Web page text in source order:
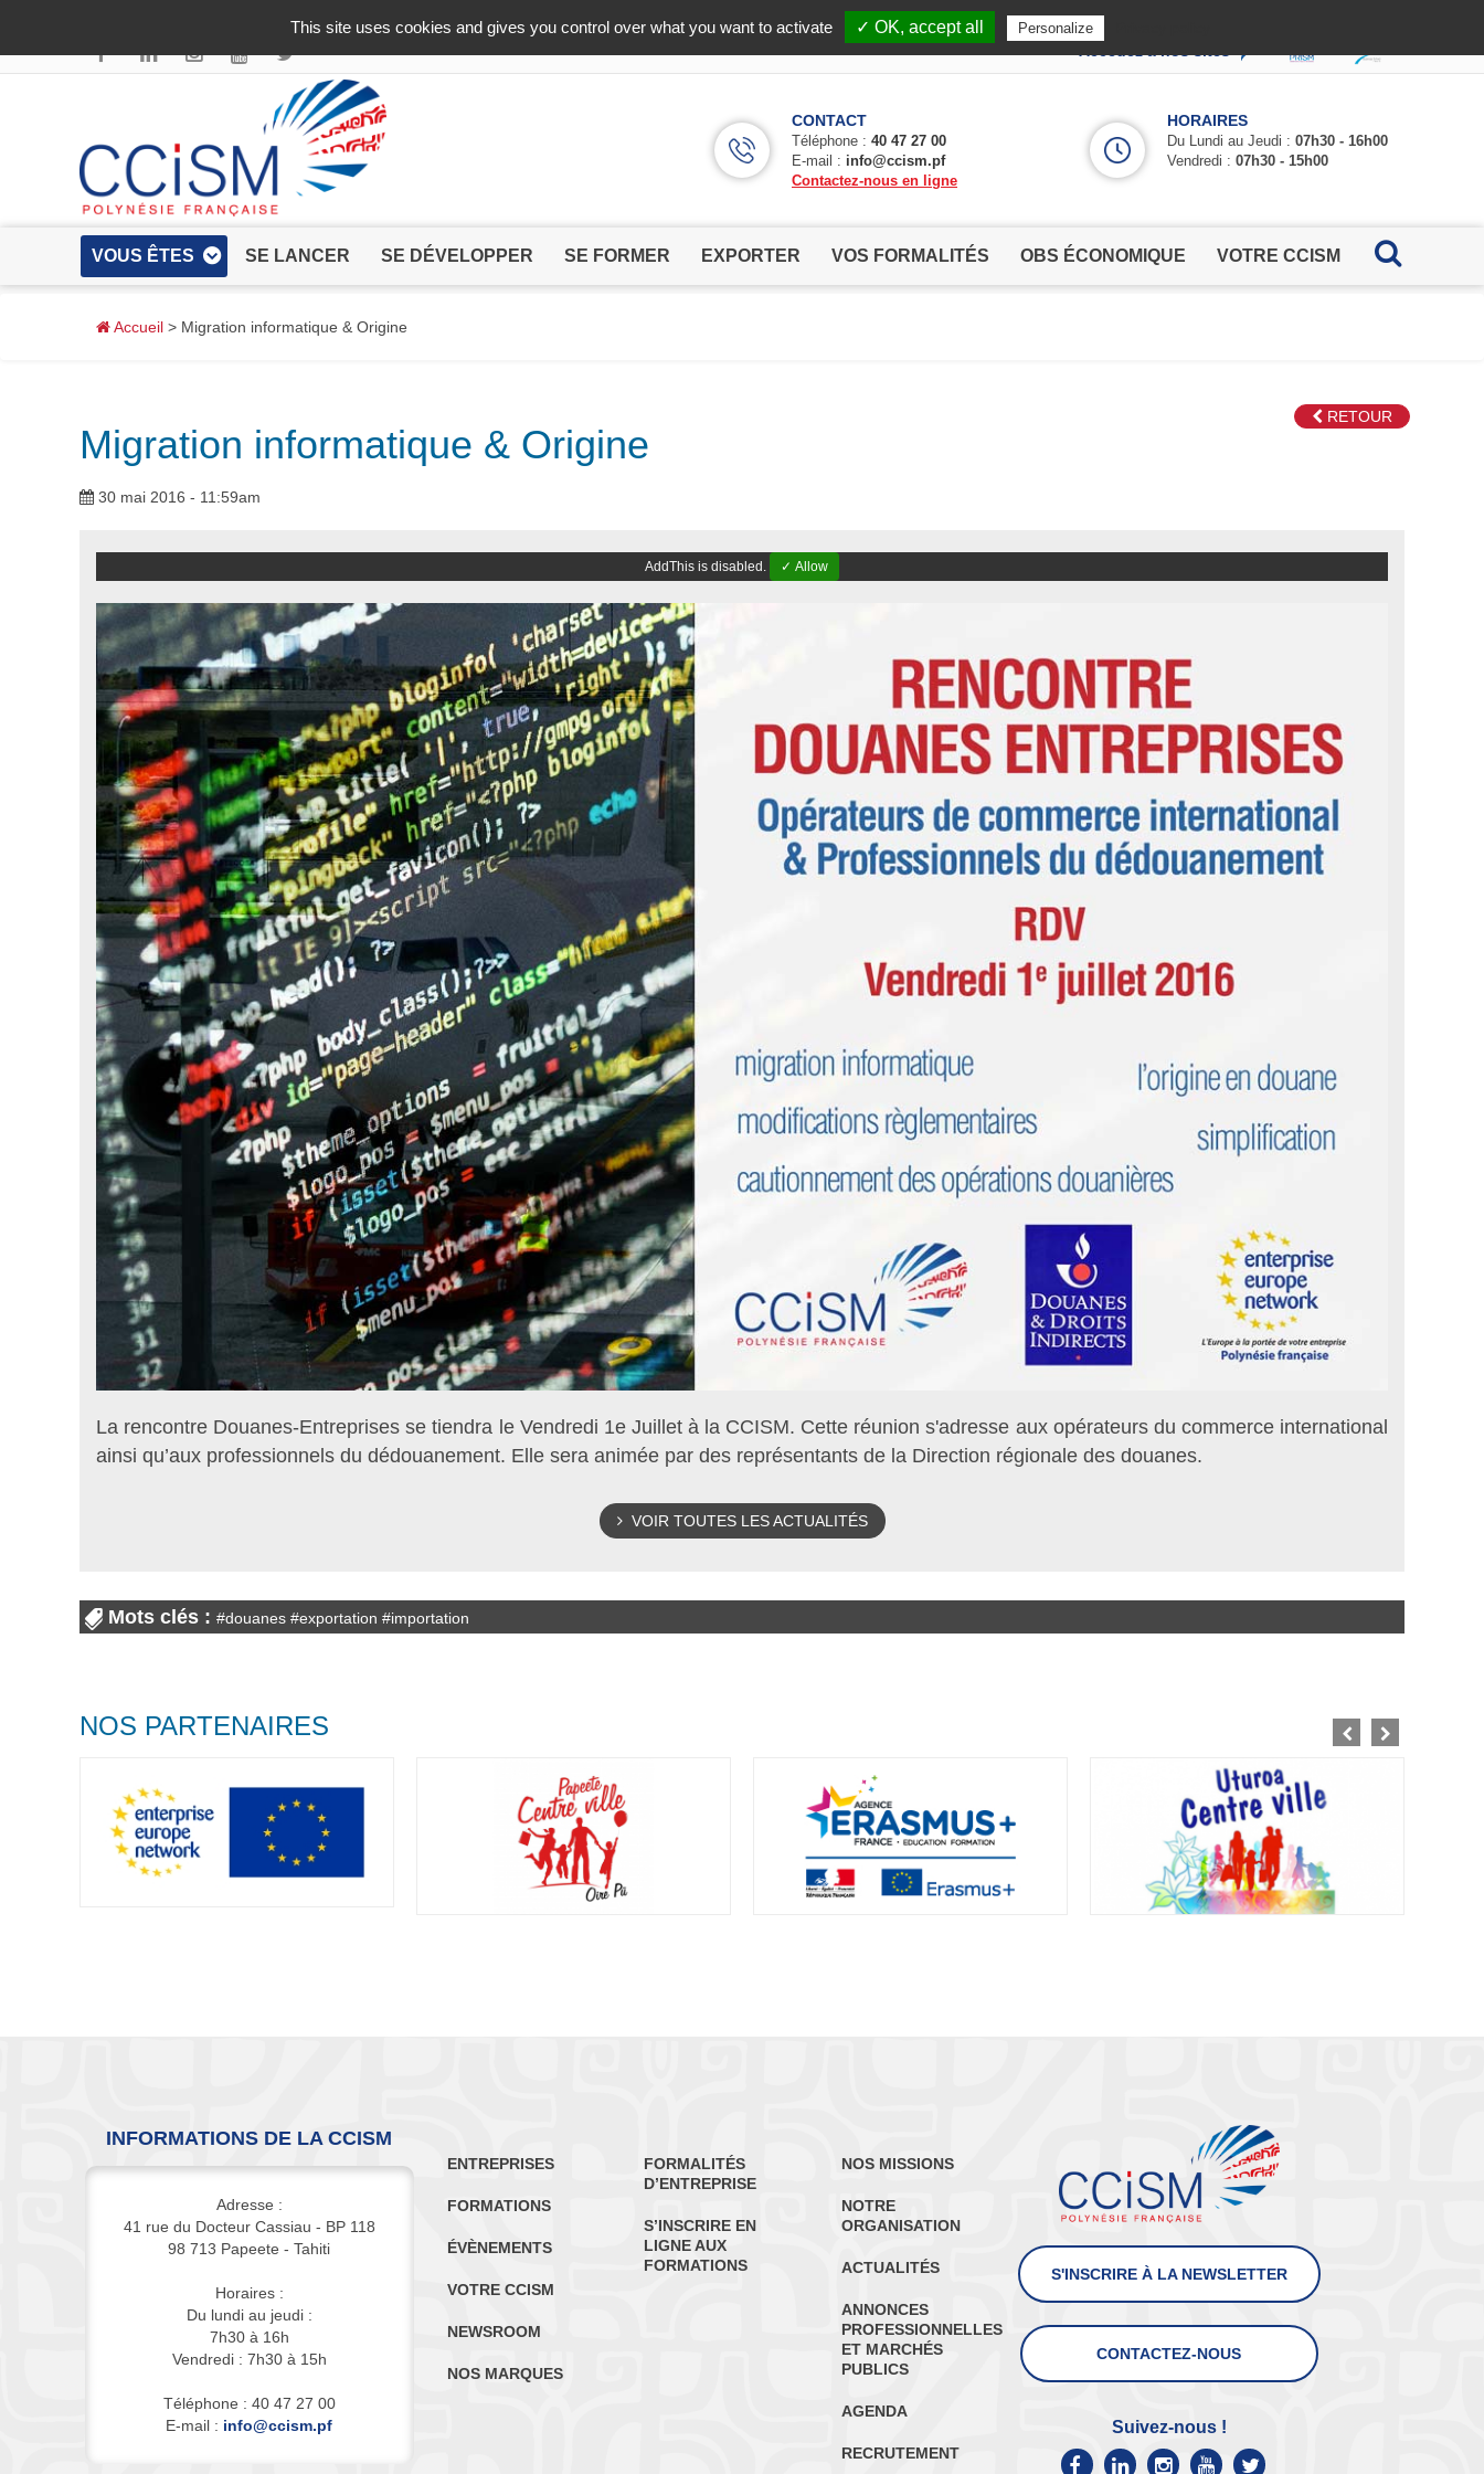
✓ Allow
CONTACT
Téléphone : 40 47 27 00
E-mail : info@ccism.pf
Contactez-nous en ligne
HORAIRES
Du Lundi au Jeudi : 07h30 - 16h00
Vendredi : 07h30 - 15h00
VOUS ÊTES SE LANCER SE DÉVELOPPER SE FORMER EXPORTER VOS FORMALITÉS OBS ÉCONOMIQUE VOTRE CCISM
Accueil > Migration informatique & Origine
RETOUR
Migration informatique & Origine
30 mai 2016 - 11:59am
AddThis is disabled. ✓ Allow
La rencontre Douanes-Entreprises se tiendra le Vendredi 1e Juillet à la CCISM. Cette réunion s'adresse aux opérateurs du commerce international
ainsi qu’aux professionnels du dédouanement. Elle sera animée par des représentants de la Direction régionale des douanes.
VOIR TOUTES LES ACTUALITÉS
Mots clés : #douanes #exportation #importation
NOS PARTENAIRES
INFORMATIONS DE LA CCISM
Adresse :
41 rue du Docteur Cassiau - BP 118
98 713 Papeete - Tahiti
Horaires :
Du lundi au jeudi :
7h30 à 16h
Vendredi : 7h30 à 15h
Téléphone : 40 47 27 00
E-mail : info@ccism.pf
ENTREPRISES
FORMATIONS
ÉVÈNEMENTS
VOTRE CCISM
NEWSROOM
NOS MARQUES
FORMALITÉS
D’ENTREPRISE
S’INSCRIRE EN
LIGNE AUX
FORMATIONS
NOS MISSIONS
NOTRE
ORGANISATION
ACTUALITÉS
ANNONCES
PROFESSIONNELLES
ET MARCHÉS
PUBLICS
AGENDA
RECRUTEMENT
S'INSCRIRE À LA NEWSLETTER
CONTACTEZ-NOUS
Suivez-nous !
This site uses cookies and gives you control over what you want to activate ✓ OK, accept all Personalize